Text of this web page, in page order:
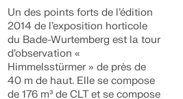
Un des points forts de l’édition
2014 de l’exposition horticole
du Bade-Wurtemberg est la tour
d’observation «
Himmelsstürmer » de près de
40 m de haut. Elle se compose
de 176 m³ de CLT et se compose